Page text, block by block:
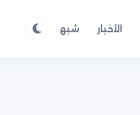
الأخبار شبهات وردود